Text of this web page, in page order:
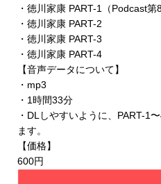
・徳川家康 PART-1（Podcast第
・徳川家康 PART-2
・徳川家康 PART-3
・徳川家康 PART-4
【音声データについて】
・mp3
・1時間33分
・DLしやすいように、PART-1
ます。
【価格】
600円